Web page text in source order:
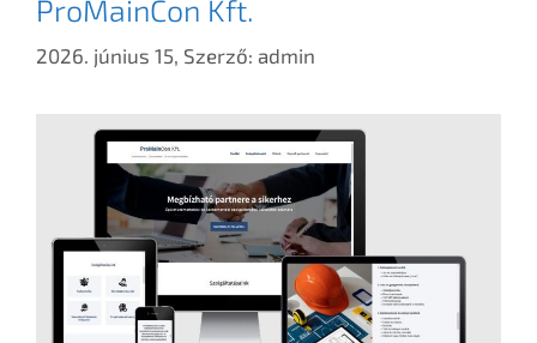
ProMainCon Kft.
2026. június 15, Szerző: admin